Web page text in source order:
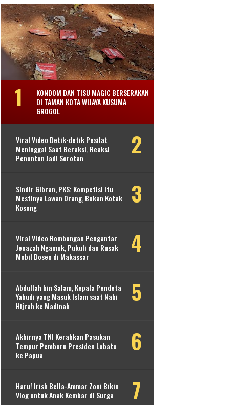
KONDOM DAN TISU MAGIC BERSERAKAN
DI TAMAN KOTA WIJAYA KUSUMA
GROGOL
Viral Video Detik-detik Pesilat
Meninggal Saat Beraksi, Reaksi
Penonton Jadi Sorotan
Sindir Gibran, PKS: Kompetisi Itu
Mestinya Lawan Orang, Bukan Kotak
Kosong
Viral Video Rombongan Pengantar
Jenazah Ngamuk, Pukuli dan Rusak
Mobil Dosen di Makassar
Abdullah bin Salam, Kepala Pendeta
Yahudi yang Masuk Islam saat Nabi
Hijrah ke Madinah
Akhirnya TNI Kerahkan Pasukan
Tempur Pemburu Presiden Lobato
ke Papua
Haru! Irish Bella-Ammar Zoni Bikin
Vlog untuk Anak Kembar di Surga